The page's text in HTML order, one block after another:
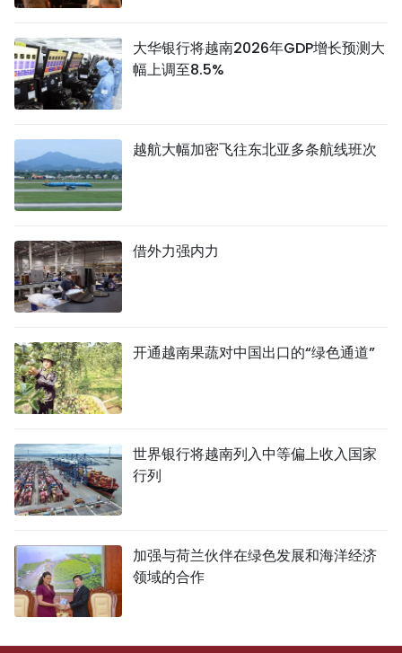
大华银行将越南2026年GDP增长预测大
幅上调至8.5%
越航大幅加密飞往东北亚多条航线班次
借外力强内力
开通越南果蔬对中国出口的“绿色通道”
世界银行将越南列入中等偏上收入国家
行列
加强与荷兰伙伴在绿色发展和海洋经济
领域的合作